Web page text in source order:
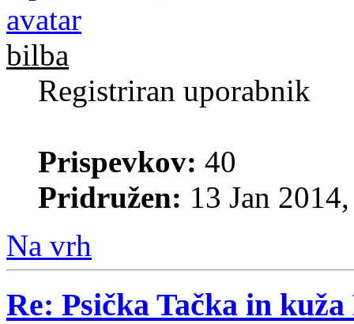
bilba
Registriran uporabnik
Prispevkov: 40
Pridružen: 13 Jan
Na vrh
Re: Psička Tačka in kuža